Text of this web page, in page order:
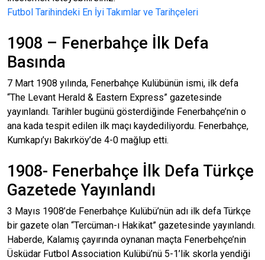
Futbol Tarihindeki En İyi Takımlar ve Tarihçeleri
1908 – Fenerbahçe İlk Defa
Basında
7 Mart 1908 yılında, Fenerbahçe Kulübünün ismi, ilk defa
“The Levant Herald & Eastern Express” gazetesinde
yayınlandı. Tarihler bugünü gösterdiğinde Fenerbahçe’nin o
ana kada tespit edilen ilk maçı kaydediliyordu. Fenerbahçe,
Kumkapı’yı Bakırköy’de 4-0 mağlup etti.
1908- Fenerbahçe İlk Defa Türkçe
Gazetede Yayınlandı
3 Mayıs 1908’de Fenerbahçe Kulübü’nün adı ilk defa Türkçe
bir gazete olan “Tercüman-ı Hakikat” gazetesinde yayınlandı.
Haberde, Kalamış çayırında oynanan maçta Fenerbehçe’nin
Üsküdar Futbol Association Kulübü’nü 5-1’lik skorla yendiği